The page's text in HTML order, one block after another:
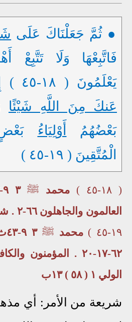
● ثُمَّ جَعَلْنَاكَ عَلَى
فَاتَّبِعْهَا وَلَا تَتَّبِعْ
يَعْلَمُونَ ( ١٨-٤٥ ) إِنَّهُمْ
عَنكَ مِنَ اللَّهِ شَيْئًا
بَعْضُهُمُ
أَوْلِيَاءُ
الْمُتَّقِينَ ( ١٩-٤٥ )
( ١٨-٤٥ ) محمد ﷺ
العالمون والجاهلون ٦٦-٢ . شريعة الله ٨٦-٩ث .
١٩-٤٥ )
محمد ﷺ
الولي ١ ( ٥٨ ) ١٣ب
شريعة من الأمر: أي